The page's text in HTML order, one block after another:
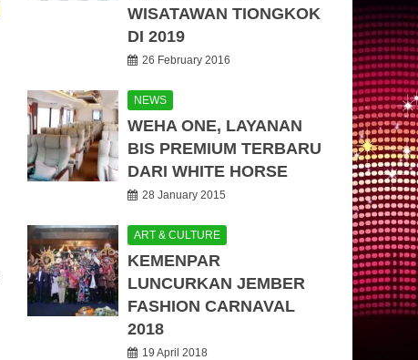
WISATAWAN TIONGKOK
DI 2019
26 February 2016
NEWS
WEHA ONE, LAYANAN
BIS PREMIUM TERBARU
DARI WHITE HORSE
28 January 2015
ART & CULTURE
KEMENPAR
LUNCURKAN JEMBER
FASHION CARNAVAL
2018
19 April 2018